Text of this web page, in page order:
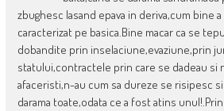
zbughesc lasand epava in deriva,cum bine
caracterizat pe basica.Bine macar ca se
dobandite prin inselaciune,evaziune,prin
statului,contractele prin care se dadeau si
afaceristi,n-au cum sa dureze se risipesc
darama toate,odata ce a fost atins